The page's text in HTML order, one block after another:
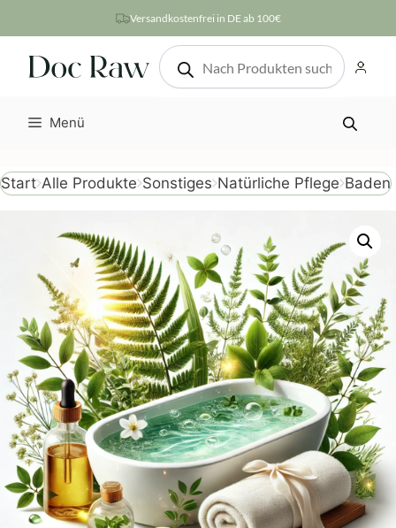
Inhalt
springen
Versandkostenfrei in DE ab 100€
Products
search
Menü
Start Alle Produkte Sonstiges Natürliche Pflege Baden